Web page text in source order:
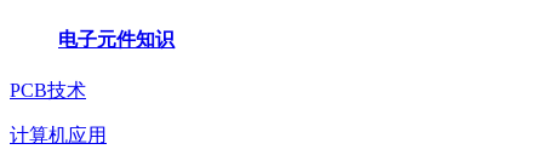
电子元件知识
PCB技术
计算机应用